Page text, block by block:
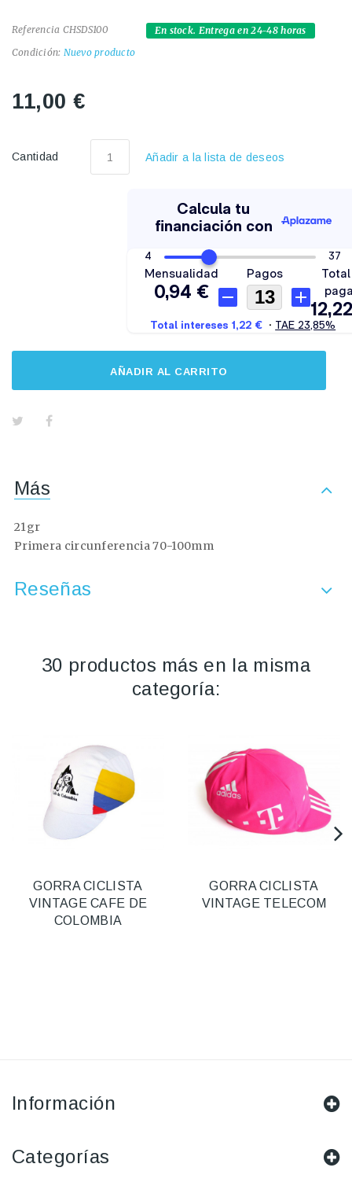
Referencia CHSDS100
Condición: Nuevo producto
En stock. Entrega en 24-48 horas
11,00 €
Cantidad Añadir a la lista de deseos
AÑADIR AL CARRITO
Más
21gr
Primera circunferencia 70-100mm
Reseñas
30 productos más en la misma
categoría:
GORRA CICLISTA
VINTAGE CAFE DE
COLOMBIA
GORRA CICLISTA
VINTAGE TELECOM
Información
Categorías